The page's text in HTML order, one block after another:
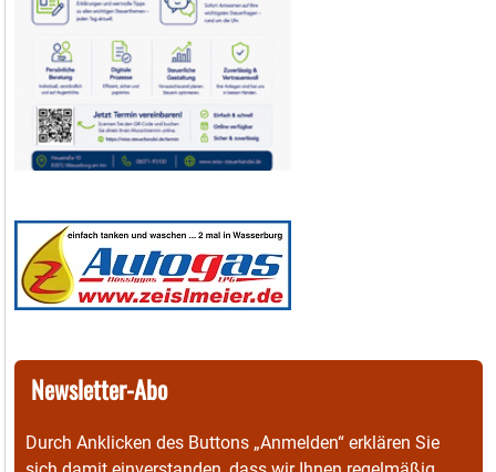
Newsletter-Abo
Durch Anklicken des Buttons „Anmelden“ erklären Sie